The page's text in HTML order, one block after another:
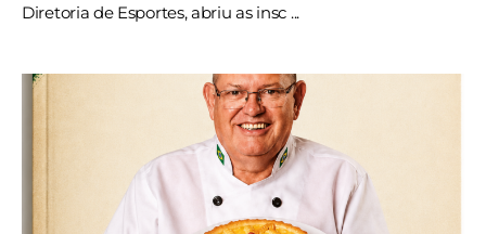
Diretoria de Esportes, abriu as insc ...